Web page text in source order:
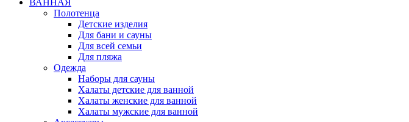
ВАННАЯ
Полотенца
Детские изделия
Для бани и сауны
Для всей семьи
Для пляжа
Одежда
Наборы для сауны
Халаты детские для ванной
Халаты женские для ванной
Халаты мужские для ванной